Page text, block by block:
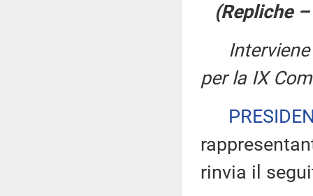
(Repliche
per la IX
rinvia il